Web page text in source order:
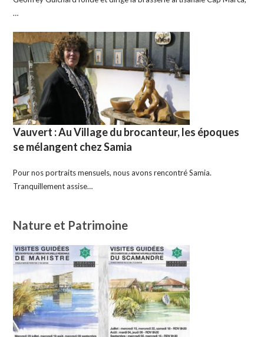
…
Vauvert : Au Village du brocanteur, les époques
se mélangent chez Samia
Pour nos portraits mensuels, nous avons rencontré Samia.
Tranquillement assise…
Nature et Patrimoine